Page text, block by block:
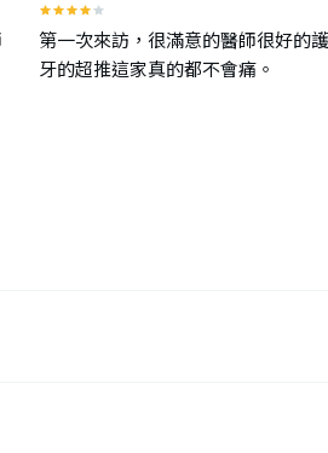
第一次來訪，很滿意的醫師很好的
牙的超推這家真的都不會痛。